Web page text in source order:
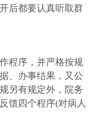
后都要认真听取群
序，并严格按规
、办事结果，又公
另有规定外，院务
馈四个程序(对病人